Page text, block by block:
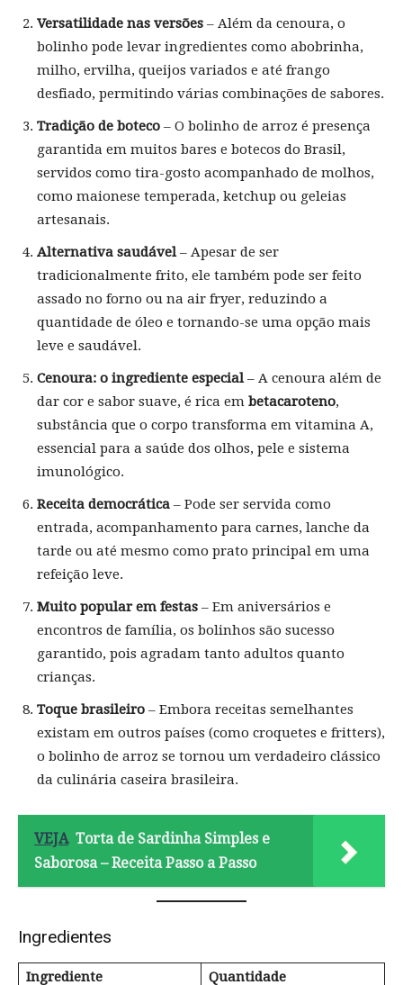
Versatilidade nas versões – Além da cenoura, o
bolinho pode levar ingredientes como abobrinha,
milho, ervilha, queijos variados e até frango
desfiado, permitindo várias combinações de sabores.
Tradição de boteco – O bolinho de arroz é presença
garantida em muitos bares e botecos do Brasil,
servidos como tira-gosto acompanhado de molhos,
como maionese temperada, ketchup ou geleias
artesanais.
Alternativa saudável – Apesar de ser
tradicionalmente frito, ele também pode ser feito
assado no forno ou na air fryer, reduzindo a
quantidade de óleo e tornando-se uma opção mais
leve e saudável.
Cenoura: o ingrediente especial – A cenoura além de
dar cor e sabor suave, é rica em betacaroteno,
substância que o corpo transforma em vitamina A,
essencial para a saúde dos olhos, pele e sistema
imunológico.
Receita democrática – Pode ser servida como
entrada, acompanhamento para carnes, lanche da
tarde ou até mesmo como prato principal em uma
refeição leve.
Muito popular em festas – Em aniversários e
encontros de família, os bolinhos são sucesso
garantido, pois agradam tanto adultos quanto
crianças.
Toque brasileiro – Embora receitas semelhantes
existam em outros países (como croquetes e fritters),
o bolinho de arroz se tornou um verdadeiro clássico
da culinária caseira brasileira.
VEJA Torta de Sardinha Simples e
Saborosa – Receita Passo a Passo
Ingredientes
Ingrediente Quantidade